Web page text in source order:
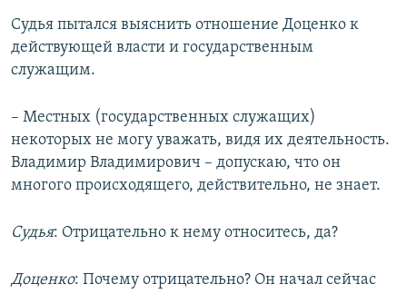
Судья пытался выяснить отношение Доценко к
действующей власти и государственным
служащим.
– Местных (государственных служащих)
некоторых не могу уважать, видя их деятельность.
Владимир Владимирович – допускаю, что он
многого происходящего, действительно, не знает.
Судья: Отрицательно к нему относитесь, да?
Доценко: Почему отрицательно? Он начал сейчас